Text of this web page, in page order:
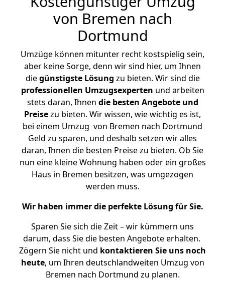
von Bremen nach
Dortmund
Umzüge können mitunter recht kostspielig sein,
aber keine Sorge, denn wir sind hier, um Ihnen
diegünstigste Lösung zu bieten. Wir sind die
professionellen Umzugsexperten und arbeiten
stets daran, Ihnen die besten Angebote und
Preisezu bieten. Wir wissen, wie wichtig es ist,
bei einem Umzug von Bremen nach Dortmund
Geld zu sparen, und deshalb setzen wir alles
daran, Ihnen die besten Preise zu bieten. Ob Sie
nun eine kleine Wohnung haben oder ein großes
Haus in Bremen besitzen, was umgezogen
werden muss.
Wir haben immer die perfekte Lösung für Sie.
Sparen Sie sich die Zeit – wir kümmern uns
darum, dass Sie die besten Angebote erhalten.
Zögern Sie nicht und kontaktieren Sie uns noch
heute, um Ihren deutschlandweiten Umzug von
Bremen nach Dortmund zu planen.